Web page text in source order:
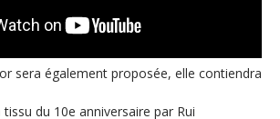
sera également proposée, elle contiendra
du 10e anniversaire par Rui